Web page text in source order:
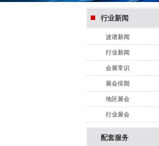
行业新闻
波谱新闻
行业新闻
会展常识
展会排期
地区展会
行业展会
配套服务